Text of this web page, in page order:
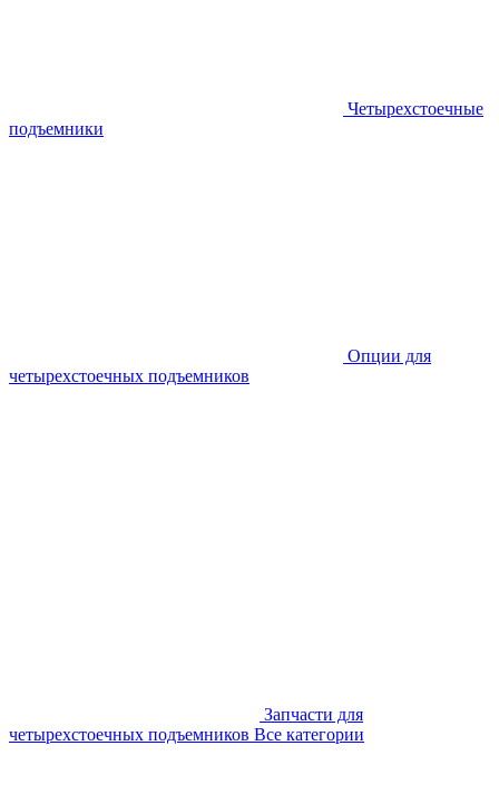
Четырехстоечные
подъемники
Опции для
четырехстоечных подъемников
Запчасти для
четырехстоечных подъемников Все категории